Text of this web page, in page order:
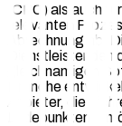
(CPO) als auch
relevanten
Abrechnung ab.
Dienstleistenden
gleichnamigen
Branche
Anbieter, die
Ladepunkten